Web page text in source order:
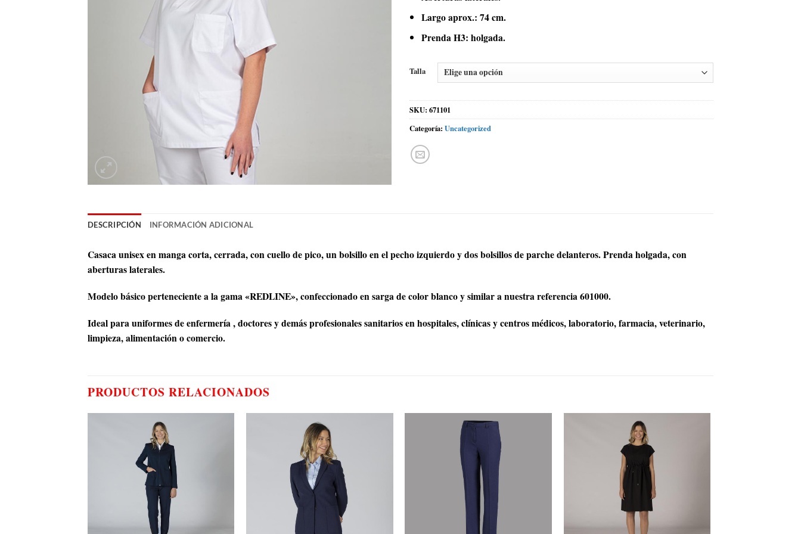
Largo aprox.: 74 cm.
Prenda H3: holgada.
Talla
SKU: 671101
Categoría: Uncategorized
DESCRIPCIÓN INFORMACIÓN ADICIONAL
Casaca unisex en manga corta, cerrada, con cuello de pico, un bolsillo en el pecho izquierdo y dos bolsillos de parche delanteros. Prenda holgada, con
aberturas laterales.
Modelo básico perteneciente a la gama «REDLINE», confeccionado en sarga de color blanco y similar a nuestra referencia 601000.
Ideal para uniformes de enfermería , doctores y demás profesionales sanitarios en hospitales, clínicas y centros médicos, laboratorio, farmacia, veterinario,
limpieza, alimentación o comercio.
PRODUCTOS RELACIONADOS